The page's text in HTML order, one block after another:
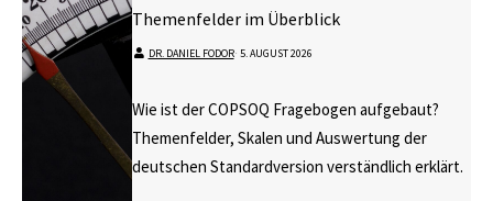
Themenfelder im Überblick
DR. DANIEL FODOR⋅ 5. AUGUST 2026
Wie ist der COPSOQ Fragebogen aufgebaut?
Themenfelder, Skalen und Auswertung der
deutschen Standardversion verständlich erklärt.